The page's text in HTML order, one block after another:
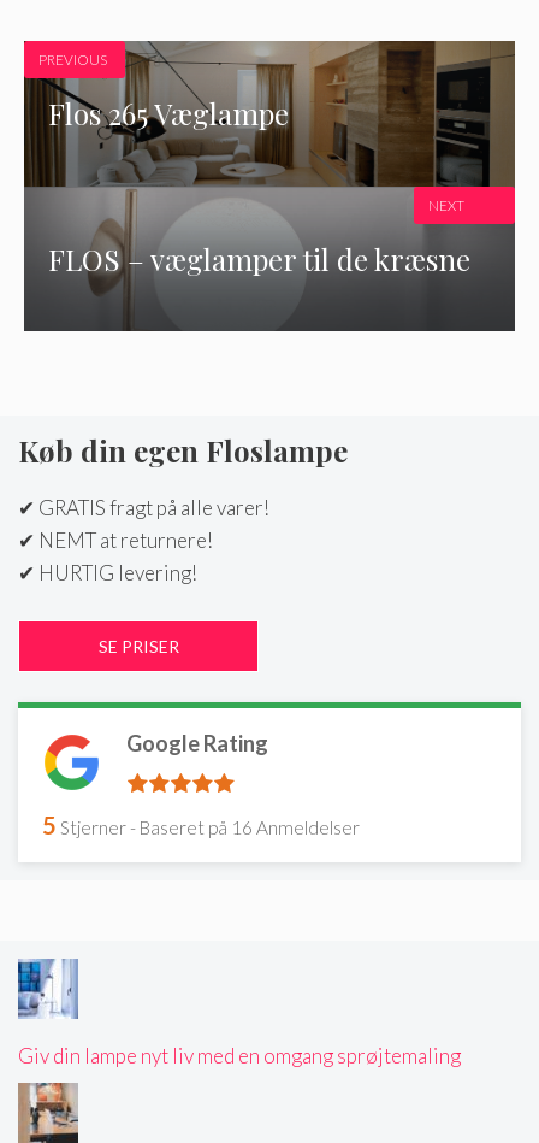
PREVIOUS
Flos 265 Væglampe
FLOS – væglamper til de kræsne
NEXT
Køb din egen Floslampe
✔ GRATIS fragt på alle varer!
✔ NEMT at returnere!
✔ HURTIG levering!
Google Rating
5 Stjerner - Baseret på 16 Anmeldelser
Giv din lampe nyt liv med en omgang sprøjtemaling